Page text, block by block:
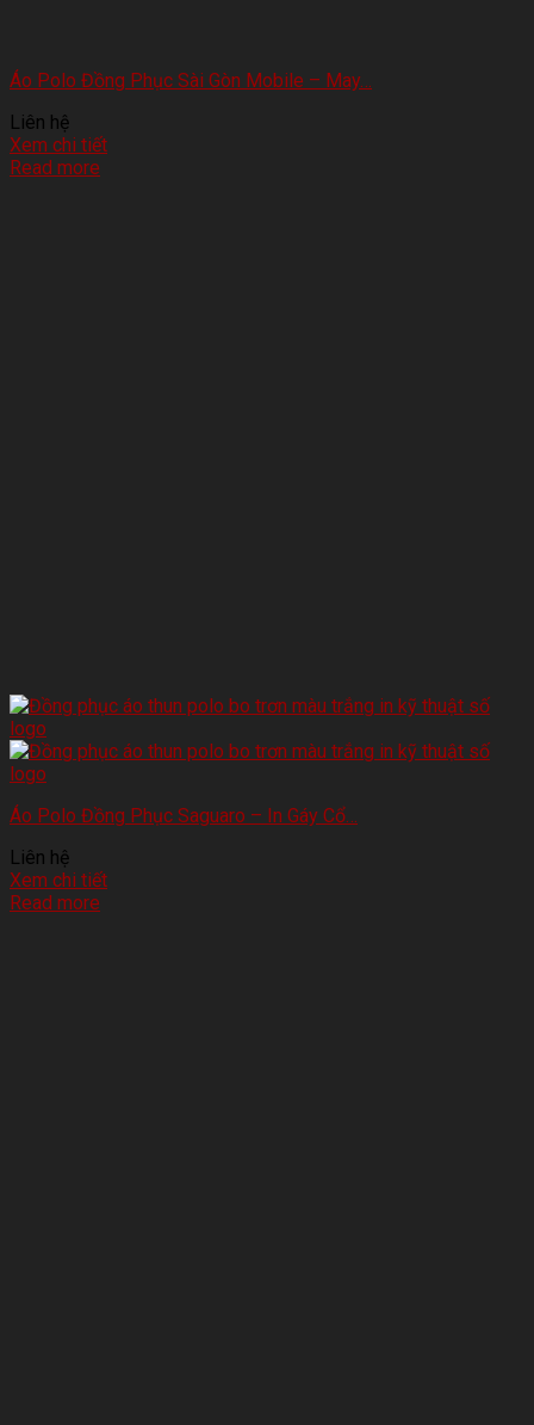
Áo Polo Đồng Phục Sài Gòn Mobile – May…
Liên hệ
Xem chi tiết
Read more
Áo Polo Đồng Phục Saguaro – In Gáy Cổ…
Liên hệ
Xem chi tiết
Read more